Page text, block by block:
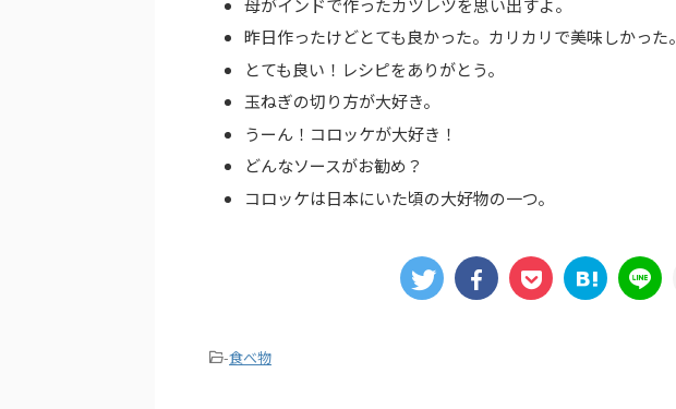
母がインドで作ったカツレツを思い出すよ。
昨日作ったけどとても良かった。カリカリで美味しかった。
とても良い！ レシピをありがとう。
玉ねぎの切り方が大好き。
うーん！ コロッケが大好き！
どんなソースがお勧め？
コロッケは日本にいた頃の大好物の一つ。
-食べ物